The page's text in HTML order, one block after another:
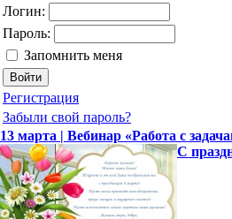
Логин:
Пароль:
Запомнить меня
Регистрация
Забыли свой пароль?
13 марта | Вебинар «Работа с
С